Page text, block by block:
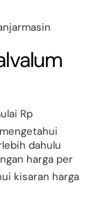
Rp
dahulu
harga per
kisaran harga